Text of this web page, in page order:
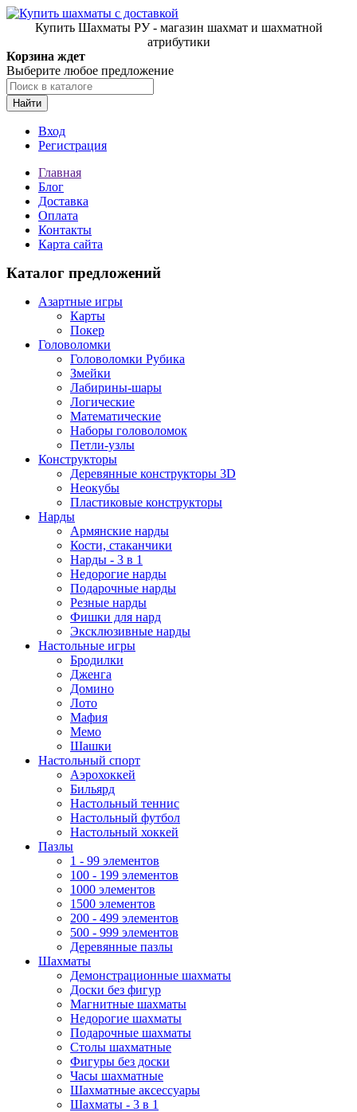
Купить Шахматы РУ - магазин шахмат и шахматной
атрибутики
Корзина ждет
Выберите любое предложение
Найти
Вход
Регистрация
Главная
Блог
Доставка
Оплата
Контакты
Карта сайта
Каталог предложений
Азартные игры
Карты
Покер
Головоломки
Головоломки Рубика
Змейки
Лабирины-шары
Логические
Математические
Наборы головоломок
Петли-узлы
Конструкторы
Деревянные конструкторы 3D
Неокубы
Пластиковые конструкторы
Нарды
Армянские нарды
Кости, стаканчики
Нарды - 3 в 1
Недорогие нарды
Подарочные нарды
Резные нарды
Фишки для нард
Эксклюзивные нарды
Настольные игры
Бродилки
Дженга
Домино
Лото
Мафия
Мемо
Шашки
Настольный спорт
Аэрохоккей
Бильярд
Настольный теннис
Настольный футбол
Настольный хоккей
Пазлы
1 - 99 элементов
100 - 199 элементов
1000 элементов
1500 элементов
200 - 499 элементов
500 - 999 элементов
Деревянные пазлы
Шахматы
Демонстрационные шахматы
Доски без фигур
Магнитные шахматы
Недорогие шахматы
Подарочные шахматы
Столы шахматные
Фигуры без доски
Часы шахматные
Шахматные аксессуары
Шахматы - 3 в 1